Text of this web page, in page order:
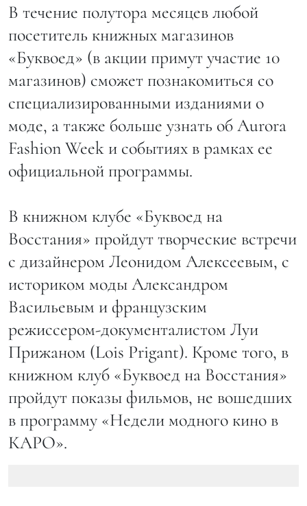
В течение полутора месяцев любой
посетитель книжных магазинов
«Буквоед» (в акции примут участие 10
магазинов) сможет познакомиться со
специализированными изданиями о
моде, а также больше узнать об Aurora
Fashion Week и событиях в рамках ее
официальной программы.
В книжном клубе «Буквоед на
Восстания» пройдут творческие встречи
с дизайнером Леонидом Алексеевым, с
историком моды Александром
Васильевым и французским
режиссером-документалистом Луи
Прижаном (Lois Prigant). Кроме того, в
книжном клуб «Буквоед на Восстания»
пройдут показы фильмов, не вошедших
в программу «Недели модного кино в
КАРО».